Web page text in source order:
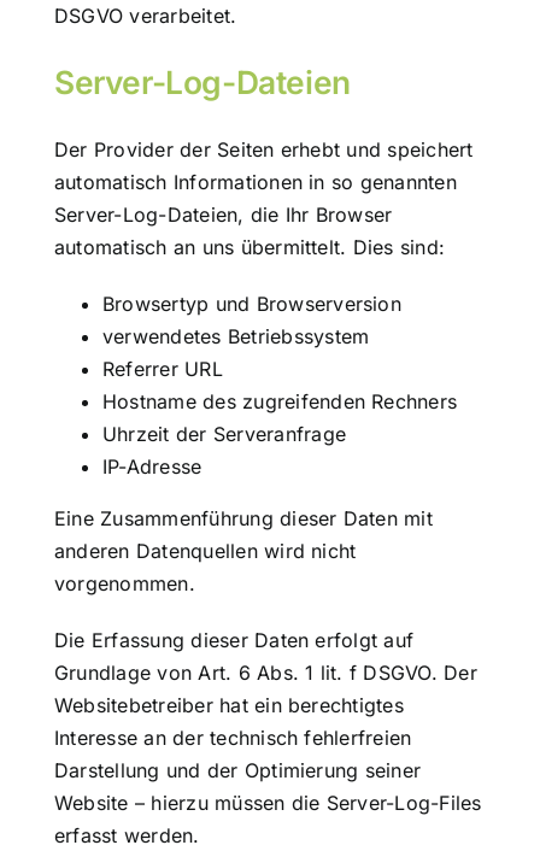
DSGVO verarbeitet.
Server-Log-Dateien
Der Provider der Seiten erhebt und speichert
automatisch Informationen in so genannten
Server-Log-Dateien, die Ihr Browser
automatisch an uns übermittelt. Dies sind:
Browsertyp und Browserversion
verwendetes Betriebssystem
Referrer URL
Hostname des zugreifenden Rechners
Uhrzeit der Serveranfrage
IP-Adresse
Eine Zusammenführung dieser Daten mit
anderen Datenquellen wird nicht
vorgenommen.
Die Erfassung dieser Daten erfolgt auf
Grundlage von Art. 6 Abs. 1 lit. f DSGVO. Der
Websitebetreiber hat ein berechtigtes
Interesse an der technisch fehlerfreien
Darstellung und der Optimierung seiner
Website – hierzu müssen die Server-Log-Files
erfasst werden.